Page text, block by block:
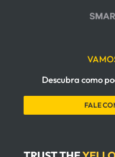
Descubra como
FALE